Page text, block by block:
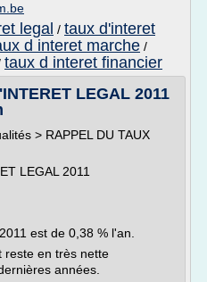
legal / taux d'interet
d interet marche /
taux d interet financier
LEGAL 2011
> RAPPEL DU TAUX
LEGAL 2011
est de 0,38 % l'an.
reste en très nette
années.